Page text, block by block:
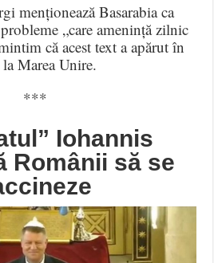
menționează Basarabia ca
„care amenință zilnic
că acest text a apărut în
Marea Unire.
***
Iohannis
Românii să se